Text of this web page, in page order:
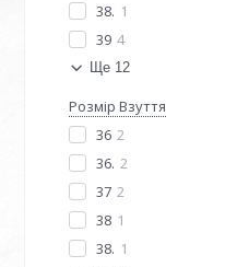
38. 1
39 4
Ще 12
Розмір Взуття
36 2
36. 2
37 2
38 1
38. 1